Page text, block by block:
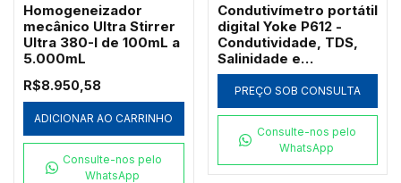
Homogeneizador
mecânico Ultra Stirrer
Ultra 380-I de 100mL a
5.000mL
R$8.950,58
ADICIONAR AO CARRINHO
Consulte-nos pelo
WhatsApp
Condutivímetro portátil
digital Yoke P612 -
Condutividade, TDS,
Salinidade e
Resistividade
PREÇO SOB CONSULTA
Consulte-nos pelo
WhatsApp